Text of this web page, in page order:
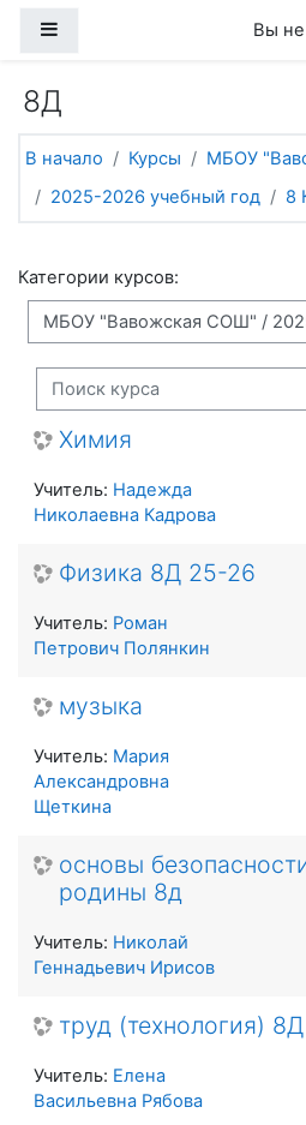
Вы
8Д
В начало Курсы
МБОУ
2025-2026 учебный год
8
Категории курсов:
Поиск курса
Химия
Учитель: Надежда
Николаевна Кадрова
Физика 8Д 25-26
Учитель: Роман
Петрович Полянкин
музыка
Учитель: Мария
Александровна
Щеткина
основы
родины 8д
Учитель: Николай
Геннадьевич Ирисов
труд (технология) 8Д
Учитель: Елена
Васильевна Рябова